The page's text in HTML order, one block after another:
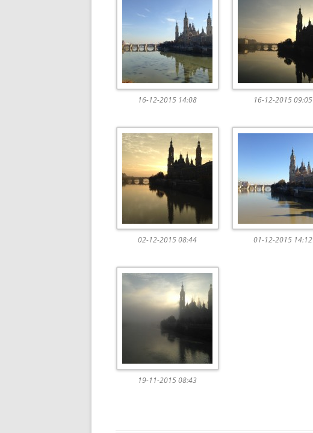
16-12-2015 14:08 16-12-2015 09:05
02-12-2015 08:44 01-12-2015 14:12
19-11-2015 08:43